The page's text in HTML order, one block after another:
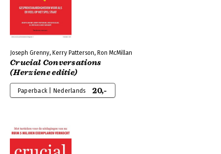
Joseph Grenny, Kerry Patterson, Ron McMillan
Crucial Conversations
(Herziene editie)
Paperback | Nederlands 20,-